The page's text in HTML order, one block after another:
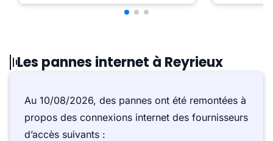
Les pannes internet à Reyrieux
Au 10/08/2026, des pannes ont été remontées à
propos des connexions internet des fournisseurs
d’accès suivants :